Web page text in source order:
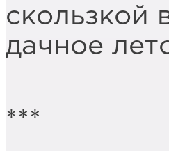
скользкой
дачное
***